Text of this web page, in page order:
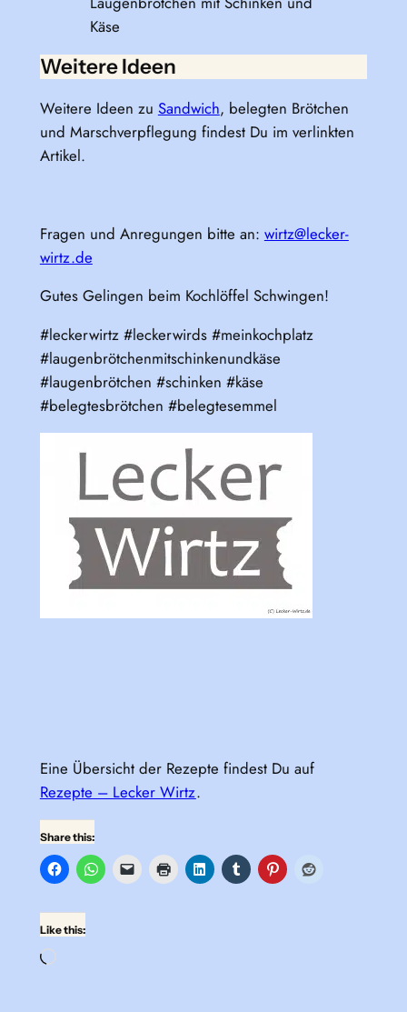
Käse
Weitere Ideen
Weitere Ideen zu Sandwich, belegten Brötchen
und Marschverpflegung findest Du im verlinkten
Artikel.
Fragen und Anregungen bitte an: wirtz@lecker-
wirtz.de
Gutes Gelingen beim Kochlöffel Schwingen!
#leckerwirtz #leckerwirds #meinkochplatz
#laugenbrötchenmitschinkenundkäse
#laugenbrötchen #schinken #käse
#belegtesbrötchen #belegtesemmel
Eine Übersicht der Rezepte findest Du auf
Rezepte – Lecker Wirtz.
Share this:
Like this:
Loading…